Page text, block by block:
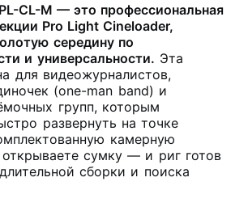
CL-M — это профессиональная
Pro Light Cineloader,
середину по
и универсальности. Эта
для видеожурналистов,
(one-man band) и
групп, которым
развернуть на точке
камерную
сумку — и риг готов
сборки и поиска